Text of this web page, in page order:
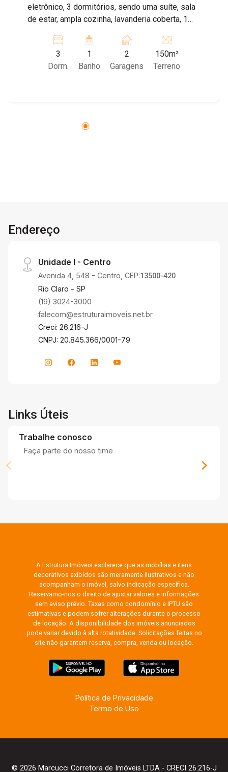
eletrônico, 3 dormitórios, sendo uma suíte, sala
de estar, ampla cozinha, lavanderia coberta, 1
churrasqueira. Agende uma visita com nossos
corretores!
3
Dorm.
1
Banho
2
Garagens
150m²
Terreno
Endereço
Unidade I - Centro
Avenida 4, 548 - Centro, CEP:13500-420
Rio Claro - SP
(19) 3024-3000
falecom@estruturaimoveis.net.br
Creci: 26.216-J
CNPJ: 20.845.366/0001-79
Links Úteis
Trabalhe conosco
Faça parte do nosso time
A Estrutura Imóveis esclarece que as mobílias e itens
decorativos exibidos são meramente ilustrativos e não
acompanham o imóvel, salvo indicação específica.
Reservamo-nos o direito de ajustar valores e informações
sem aviso prévio. Taxas como condomínio e IPTU são
estimativas e podem sofrer alterações durante o processo
de locação. A disponibilidade dos imóveis anunciados
pode variar devido à alta rotatividade. Solicitações feitas no
site não garantem reserva, compra, venda ou locação.
Política de Privacidade
Termo de Uso
© 2026 Marcucci Corretora de Imóveis LTDA - CRECI 26.216-J